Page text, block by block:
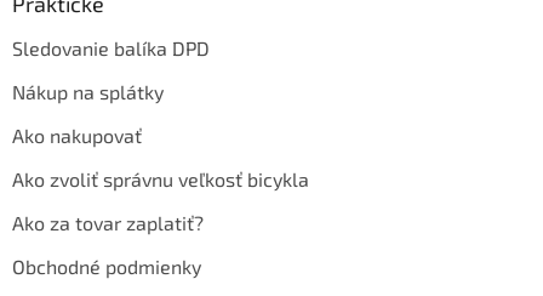
Sledovanie balíka DPD
Nákup na splátky
Ako nakupovať
Ako zvoliť správnu veľkosť bicykla
Ako za tovar zaplatiť?
Obchodné podmienky